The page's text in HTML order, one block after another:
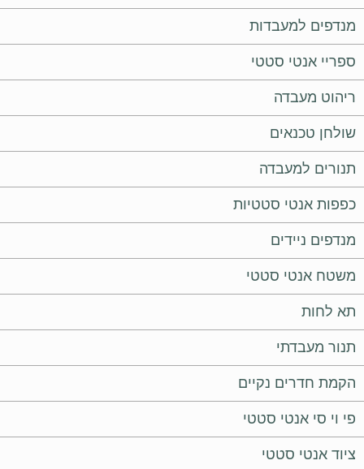
מנדפים למעבדות
ספריי אנטי סטטי
ריהוט מעבדה
שולחן טכנאים
תנורים למעבדה
כפפות אנטי סטטיות
מנדפים ניידים
משטח אנטי סטטי
תא לחות
תנור מעבדתי
הקמת חדרים נקיים
פי וי סי אנטי סטטי
ציוד אנטי סטטי